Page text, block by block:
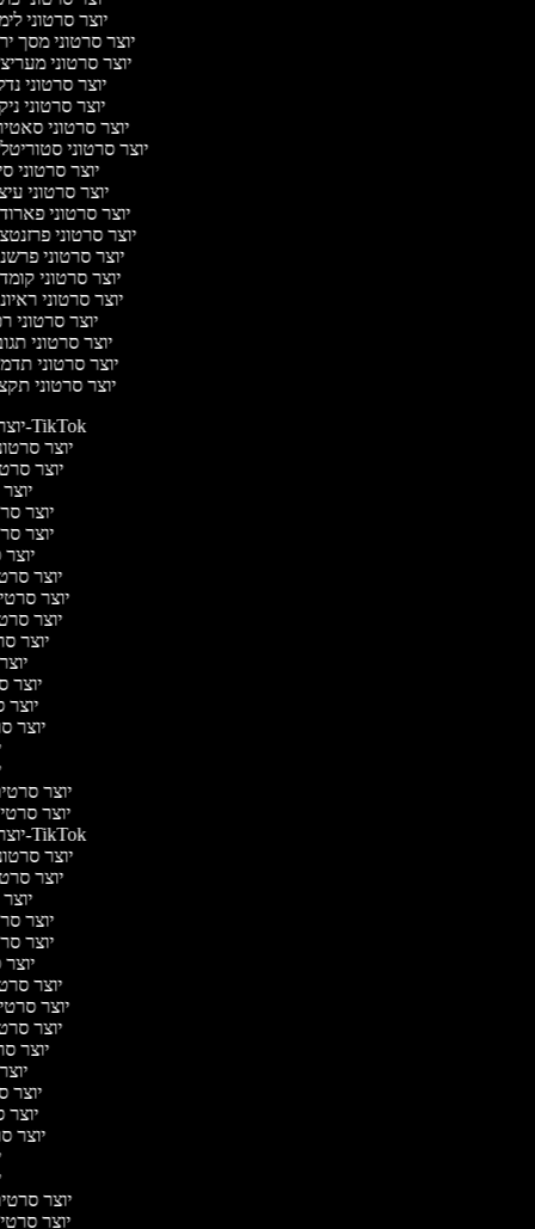
יוצר סרטוני
יוצר סרטוני מסך
יוצר סרטוני
יוצר סרטוני
יוצר סרטוני
יוצר סרטוני
יוצר סרטוני
יוצר סרטוני
יוצר סרטוני
יוצר סרטוני
יוצר סרטוני
יוצר סרטוני
יוצר סרטוני
יוצר סרטוני
יוצר סרטוני
יוצר סרטוני
יוצר סרטוני
יוצר סרטוני
יוצר סרטונים ל-TikTok
יוצר
יוצר
יוצר
יוצר
יוצר
יוצר סרטי
יוצר
יוצר
יוצר
יוצר
יוצר
יוצר
יוצר
יוצר סרטונים ל-TikTok
יוצר
יוצר
יוצר
יוצר
יוצר
יוצר סרטי
יוצר
יוצר
יוצר
יוצר
יוצר
יוצר
יוצר